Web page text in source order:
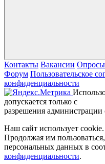
Контакты Вакансии Опросы
Форум Пользовательское
конфиденциальности
допускается только с
разрешения администрации
Наш сайт использует cookie.
Продолжая им
персональных данных в
конфиденциальности.